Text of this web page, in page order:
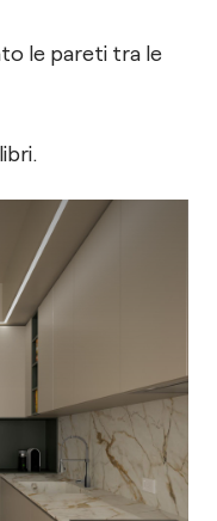
le pareti tra le